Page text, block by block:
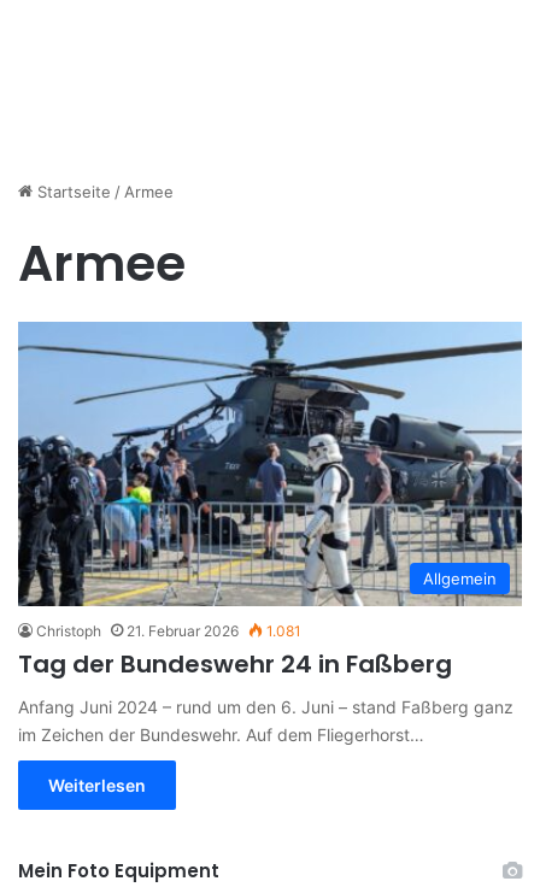
Startseite / Armee
Armee
Allgemein
Christoph 21. Februar 2026 1.081
Tag der Bundeswehr 24 in Faßberg
Anfang Juni 2024 – rund um den 6. Juni – stand Faßberg ganz
im Zeichen der Bundeswehr. Auf dem Fliegerhorst…
Weiterlesen
Mein Foto Equipment